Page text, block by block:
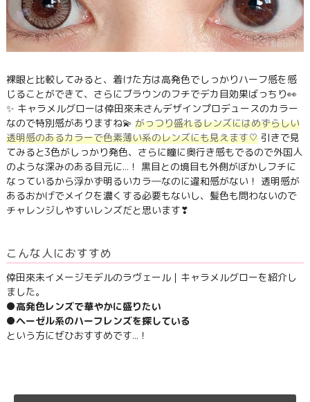
裸眼と比較してみると、着けた方は高発色でしっかりハーフ感を感
じることができて、さらにブラウンのフチでデカ目効果ばっちり👀
✨ キャラメルグローは倖田來未さんデザインプロデュースのカラー
なので特別感がありますね💫 がっつり盛れるレンズにはめずらしい
透明感のあるカラーで色素薄い系のレンズにも見えます♡引きで見
てみると3色がしっかり発色、さらに瞳に奥行き感もでるので外国人
のような深みのある目元に…！ 黒目との境目も外側がぼかしフチに
なっているから浮かず明るいカラ―なのに違和感がない！ 透明感が
あるおかげでメイクを濃くする必要もないし、髪色も問わないので
チャレンジしやすいレンズだと思います❣
こんな人におすすめ
倖田來未イメージモデルのラヴェール｜キャラメルグローを紹介し
ました。
●高発色レンズで華やかに盛りたい
●ヘーゼル系のハーフレンズを探している
という方にぜひおすすめです…！